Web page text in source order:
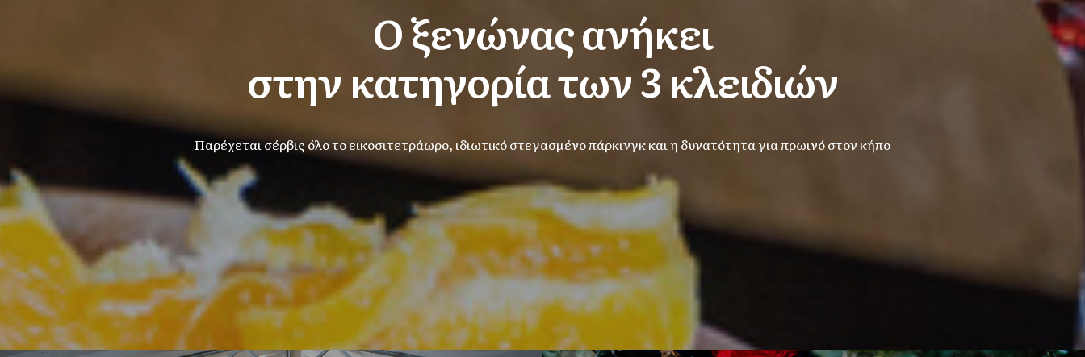
Ο ξενώνας ανήκει
στην κατηγορία των 3 κλειδιών
Παρέχεται σέρβις όλο το εικοσιτετράωρο, ιδιωτικό στεγασμένο πάρκινγκ και η δυνατότητα για πρωινό στον κήπο